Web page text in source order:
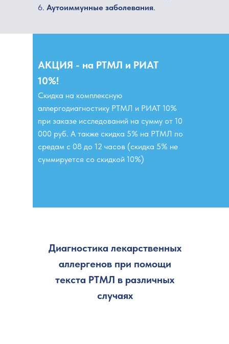
6. Аутоиммунные заболевания.
Скидка на комплексную
аллергодиагностику РТМЛ и РИАТ 10%
при заказе исследований на сумму от 10
000 руб. А также скидка 5% на РТМЛ по
средам с 08 до 12 часов (скидка 5% не
суммируется со скидкой 10%)
АКЦИЯ - на РТМЛ и РИАТ
10%!
Диагностика лекарственных
аллергенов при помощи
текста РТМЛ в различных
случаях